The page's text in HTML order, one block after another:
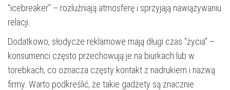
“icebreaker” – rozluźniają atmosferę i sprzyjają nawiązywaniu
relacji.
Dodatkowo, słodycze reklamowe mają długi czas “życia” –
konsumenci często przechowują je na biurkach lub w
torebkach, co oznacza częsty kontakt z nadrukiem i nazwą
firmy. Warto podkreślić, że takie gadżety są znacznie